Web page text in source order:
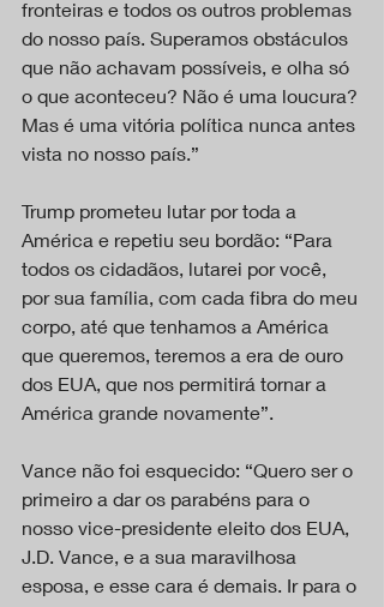
fronteiras e todos os outros problemas
do nosso país. Superamos obstáculos
que não achavam possíveis, e olha só
o que aconteceu? Não é uma loucura?
Mas é uma vitória política nunca antes
vista no nosso país.”
Trump prometeu lutar por toda a
América e repetiu seu bordão: “Para
todos os cidadãos, lutarei por você,
por sua família, com cada fibra do meu
corpo, até que tenhamos a América
que queremos, teremos a era de ouro
dos EUA, que nos permitirá tornar a
América grande novamente”.
Vance não foi esquecido: “Quero ser o
primeiro a dar os parabéns para o
nosso vice-presidente eleito dos EUA,
J.D. Vance, e a sua maravilhosa
esposa, e esse cara é demais. Ir para o